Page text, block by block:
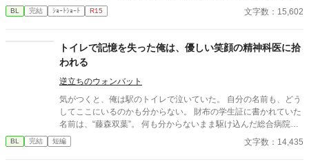
リックを起こされ怒られていたため、次第に我慢して学校に行く
ようになった。 「風邪をひくことは悪いこと」 社会人になって1
あっても怒られることを危惧して出勤している。 とある日、いつ
ものように会社に行って業務をこなしていた時。午前では無視で
きていただるけが無視できないものになっていた。 それでも、自
己管理がなっていない、日頃ちゃんと体調管理が出来てない、そ
う怒られるのが怖くて、言えずにいると…？
BL 完結 ｼｮｰﾄｼｮｰﾄ R15 文字数：15,602
トイレで記憶を失った俺は、優しい笑顔の精神科医に拾
われる
逆立ちのウォンバット
気がつくと、俺は駅のトイレで泣いていた。 自分の名前も、どう
してここにいるのかも分からない。 財布の学生証に書かれていた
名前は、“藤森双葉”。 何も分からないまま駆け込んだ総合病院
で、混乱する俺に声をかけてくれたのは、優しい笑顔の精神科
医・松村和樹だった。 「大丈夫ですよ」 そう言って、否定せず、
BL 完結 短編 文字数：14,435